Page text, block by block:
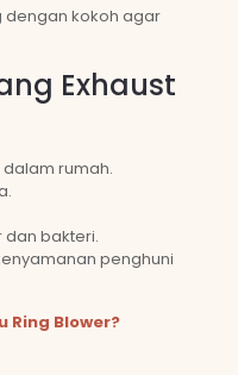
dengan kokoh agar
Exhaust
dalam rumah.
dan bakteri.
penghuni
Ring Blower?